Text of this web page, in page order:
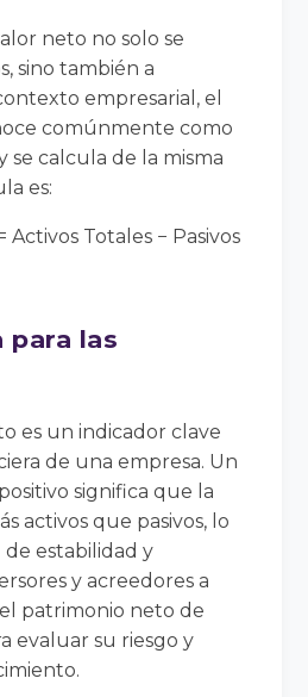
neto no solo se
sino también a
empresarial, el
comúnmente como
se calcula de la misma
es:
Totales − Pasivos
para las
es un indicador clave
de una empresa. Un
significa que la
activos que pasivos, lo
estabilidad y
y acreedores a
patrimonio neto de
evaluar su riesgo y